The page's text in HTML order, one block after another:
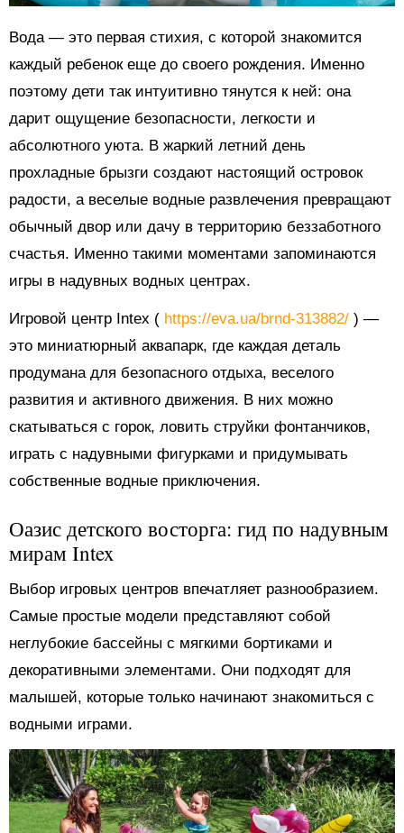
Вода — это первая стихия, с которой знакомится
каждый ребенок еще до своего рождения. Именно
поэтому дети так интуитивно тянутся к ней: она
дарит ощущение безопасности, легкости и
абсолютного уюта. В жаркий летний день
прохладные брызги создают настоящий островок
радости, а веселые водные развлечения превращают
обычный двор или дачу в территорию беззаботного
счастья. Именно такими моментами запоминаются
игры в надувных водных центрах.
Игровой центр Intex ( https://eva.ua/brnd-313882/ ) —
это миниатюрный аквапарк, где каждая деталь
продумана для безопасного отдыха, веселого
развития и активного движения. В них можно
скатываться с горок, ловить струйки фонтанчиков,
играть с надувными фигурками и придумывать
собственные водные приключения.
Оазис детского восторга: гид по надувным
мирам Intex
Выбор игровых центров впечатляет разнообразием.
Самые простые модели представляют собой
неглубокие бассейны с мягкими бортиками и
декоративными элементами. Они подходят для
малышей, которые только начинают знакомиться с
водными играми.